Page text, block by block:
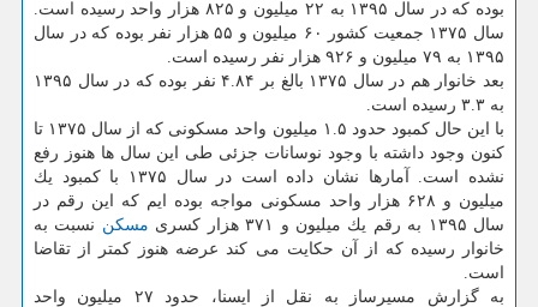
بوده كه در سال ۱۳۹۵ به ۲۲ میلیون و ۸۲۵ هزار واحد رسیده است.
سال ۱۳۷۵ جمعیت كشور ۶۰ میلیون و ۵۵ هزار نفر بوده كه در سال
۱۳۹۵ به ۷۹ میلیون و ۹۲۶ هزار نفر رسیده است.
بعد خانوار هم در سال ۱۳۷۵ بالغ بر ۴.۸۴ نفر بوده كه در سال ۱۳۹۵
به ۳.۳ رسیده است.
با این حال كمبود حدود ۱.۵ میلیون واحد مسكونی كه از سال ۱۳۷۵ تا
كنون وجود داشته با وجود نوسانات جزئی طی این سال ها هنوز رفع
نشده است. آمارها نشان داده است در سال ۱۳۷۵ با كمبود یك
میلیون و ۶۲۸ هزار واحد مسكونی مواجه بوده ایم كه این رقم در
سال ۱۳۹۵ به رقم یك میلیون و ۳۷۱ هزار كسری
مسكن نسبت به
خانوار رسیده كه از آن حكایت می كند عرضه هنوز كمتر از تقاضا
است.
به گزارش مسیرساز به نقل از ایسنا، حدود ۲۷ میلیون واحد